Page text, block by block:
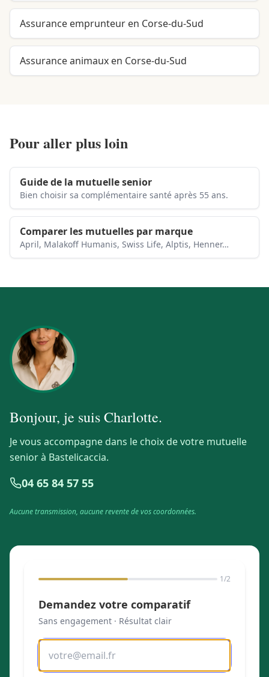
Assurance emprunteur en Corse-du-Sud
Assurance animaux en Corse-du-Sud
Pour aller plus loin
Guide de la mutuelle senior
Bien choisir sa complémentaire santé après 55 ans.
Comparer les mutuelles par marque
April, Malakoff Humanis, Swiss Life, Alptis, Henner…
Bonjour, je suisCharlotte.
Je vous accompagne dans le choix de votre mutuelle
senior à Bastelicaccia.
04 65 84 57 55
Aucune transmission, aucune revente de vos coordonnées.
1/2
Demandez votre comparatif
Sans engagement · Résultat clair